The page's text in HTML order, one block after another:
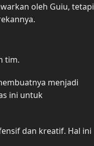
oleh Guiu, tetapi
tim.
menjadi
ini untuk
dan kreatif. Hal ini